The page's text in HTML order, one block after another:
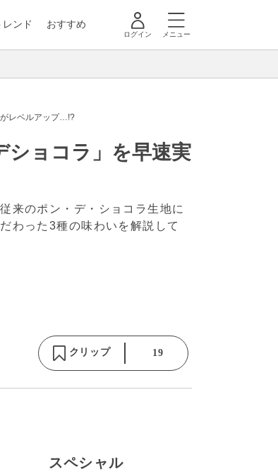
レンド おすすめ
ログイン メニュー
レベルアップ…!?
ショコラ」を早速実
来のポン・デ・ショコラ生地に
わった3種の味わいを解説して
クリップ 19
スペシャル